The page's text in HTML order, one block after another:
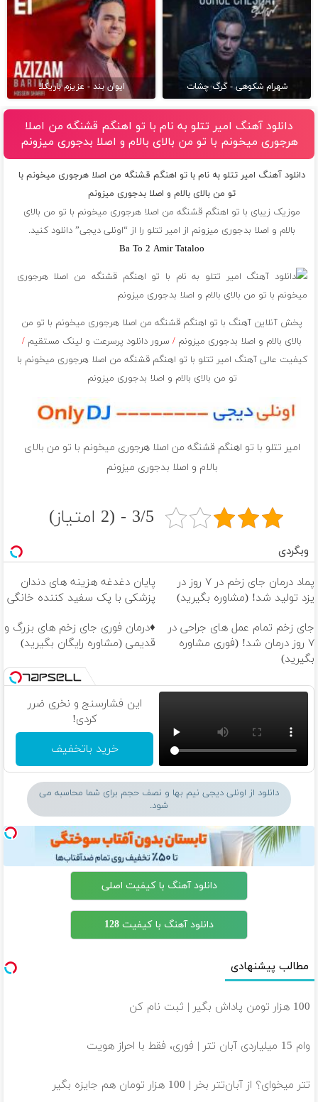
شهرام شکوهی - گرگ چشات ایوان بند - عزیزم باریکلا
دانلود آهنگ امیر تتلو به نام با تو اهنگم قشنگه من اصلا
هرجوری میخونم با تو من بالای بالام و اصلا بدجوری میزونم
دانلود آهنگ امیر تتلو به نام با تو اهنگم قشنگه من اصلا هرجوری میخونم با
تو من بالای بالام و اصلا بدجوری میزونم
موزیک زیبای با تو اهنگم قشنگه من اصلا هرجوری میخونم با تو من بالای
بالام و اصلا بدجوری میزونم از امیر تتلو را از “اونلی دیجی” دانلود کنید.
Ba To 2 Amir Tataloo
پخش آنلاین آهنگ با تو اهنگم قشنگه من اصلا هرجوری میخونم با تو من
بالای بالام و اصلا بدجوری میزونم /سرور دانلود پرسرعت و لینک مستقیم /
کیفیت عالی آهنگ امیر تتلو با تو اهنگم قشنگه من اصلا هرجوری میخونم با
تو من بالای بالام و اصلا بدجوری میزونم
امیر تتلو با تو اهنگم قشنگه من اصلا هرجوری میخونم با تو من بالای
بالام و اصلا بدجوری میزونم
3/5 - (2 امتیاز)
وبگردی
پماد درمان جای زخم در ۷ روز در
یزد تولید شد! (مشاوره بگیرید)
پایان دغدغه هزینه های دندان
پزشکی با پک سفید کننده خانگی
جای زخم تمام عمل های جراحی در
۷ روز درمان شد! (فوری مشاوره
بگیرید)
♦️درمان فوری جای زخم های بزرگ و
قدیمی (مشاوره رایگان بگیرید)
این فشارسنج و نخری ضرر
کردی!
خرید باتخفیف
دانلود از اونلی دیجی نیم بها و نصف حجم برای شما محاسبه می
شود.
دانلود آهنگ با کیفیت اصلی
دانلود آهنگ با کیفیت 128
مطالب پیشنهادی
100 هزار تومن پاداش بگیر | ثبت نام کن
وام 15 میلیاردی آبان تتر | فوری، فقط با احراز هویت
تتر میخوای؟ از آبان‌تتر بخر | 100 هزار تومان هم جایزه بگیر